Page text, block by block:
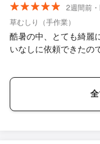
たいと思いました。
2週間前
草むしり（手作業）
酷暑の中、とても綺麗
いなしに依頼できたの